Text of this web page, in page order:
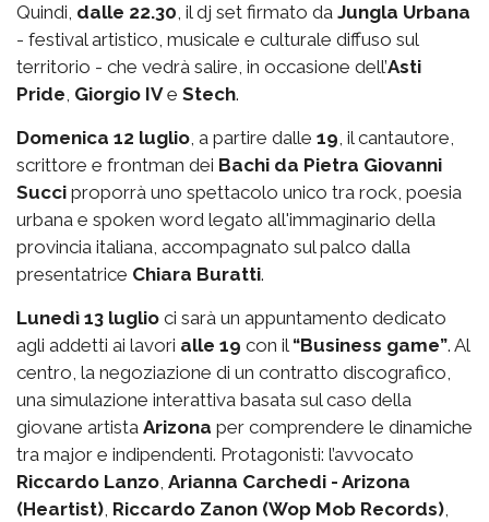
Quindi, dalle 22.30, il dj set firmato da Jungla Urbana
- festival artistico, musicale e culturale diffuso sul
territorio - che vedrà salire, in occasione dell’Asti
Pride, Giorgio IVe Stech.
Domenica 12 luglio, a partire dalle 19, il cantautore,
scrittore e frontman dei Bachi da Pietra Giovanni
Succi proporrà uno spettacolo unico tra rock, poesia
urbana e spoken word legato all'immaginario della
provincia italiana, accompagnato sul palco dalla
presentatrice Chiara Buratti.
Lunedì 13 luglio ci sarà un appuntamento dedicato
agli addetti ai lavori alle 19 con il “Business game”. Al
centro, la negoziazione di un contratto discografico,
una simulazione interattiva basata sul caso della
giovane artista Arizona per comprendere le dinamiche
tra major e indipendenti. Protagonisti: l’avvocato
Riccardo Lanzo, Arianna Carchedi - Arizona
(Heartist), Riccardo Zanon (Wop Mob Records),